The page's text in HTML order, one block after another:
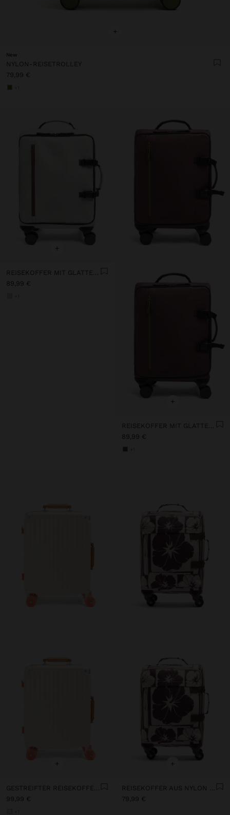
+
New
NYLON-REISETROLLEY
79,99 €
+
REISEKOFFER MIT GLATTER WEICHER TEXTUR
89,99 €
+
REISEKOFFER MIT GLATTER WEICHER TEXTUR
89,99 €
+
99,99 €
+
79,99 €